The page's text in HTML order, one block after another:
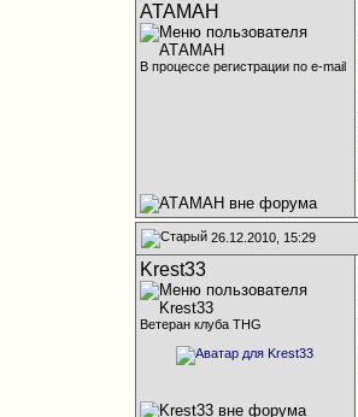
АТАМАН
В процессе регистрации по e-mail
26.12.2010, 15:29
Krest33
Ветеран клуба THG